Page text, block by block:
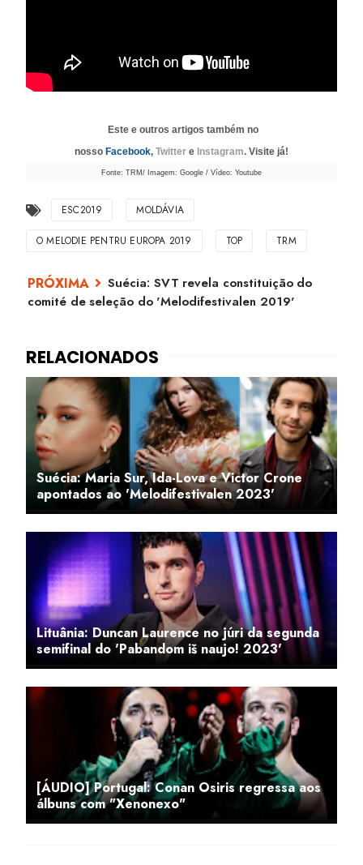
Este e outros artigos também no
nosso Facebook, Twitter e Instagram. Visite já!
Fonte: TRM/ Imagem: Google / Vídeo: Youtube
ESC2019 MOLDÁVIA
O MELODIE PENTRU EUROPA 2019 TOP TRM
Suécia: SVT revela constituição do
comité de seleção do 'Melodifestivalen 2019'
Suécia: Maria Sur, Ida-Lova e Victor Crone
apontados ao 'Melodifestivalen 2023'
Lituânia: Duncan Laurence no júri da segunda
semifinal do 'Pabandom iš naujo! 2023'
[ÁUDIO] Portugal: Conan Osiris regressa aos
álbuns com "Xenonexo"